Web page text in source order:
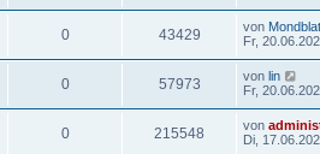
0 43429 von
Fr,
0 57973 von lin
Fr,
0 215548 von
Di,